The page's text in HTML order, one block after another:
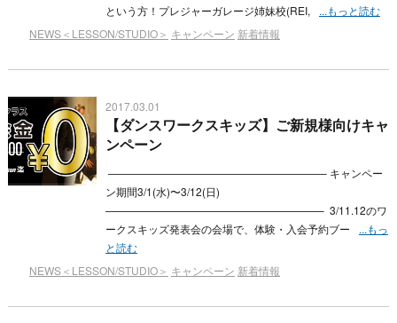
という方！プレジャーガレージ姉妹校(REI,
...もっと読む
NEWS＜LESSON/STUDIO＞ キャンペーン 新着情報
2017.03.01
【ダンスワークスキッズ】ご新規様向けキャ
ンペーン
————————————————————– キャンペー
ン期間3/1(水)〜3/12(日)
————————————————————– 3/11.12のワ
ークスキッズ発表会の会場で、体験・入会予約ブー
...もっ
と読む
NEWS＜LESSON/STUDIO＞ キャンペーン 新着情報